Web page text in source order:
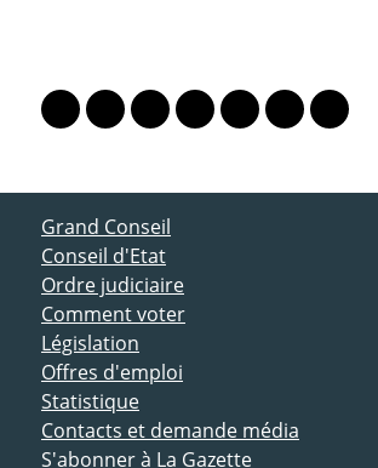
Lien vers le profil Mastodon
Lien vers le profil Bluesky
Lien vers le profil
Lien vers le profil
Lien vers le
Lien vers
ACCÈS DIRECT
Grand Conseil
Conseil d'Etat
Ordre judiciaire
Comment voter
Législation
Offres d'emploi
Statistique
Contacts et demande média
S'abonner à La Gazette